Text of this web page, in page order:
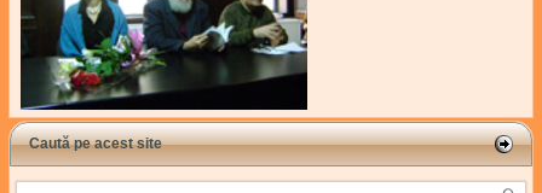
Caută pe acest site
Search